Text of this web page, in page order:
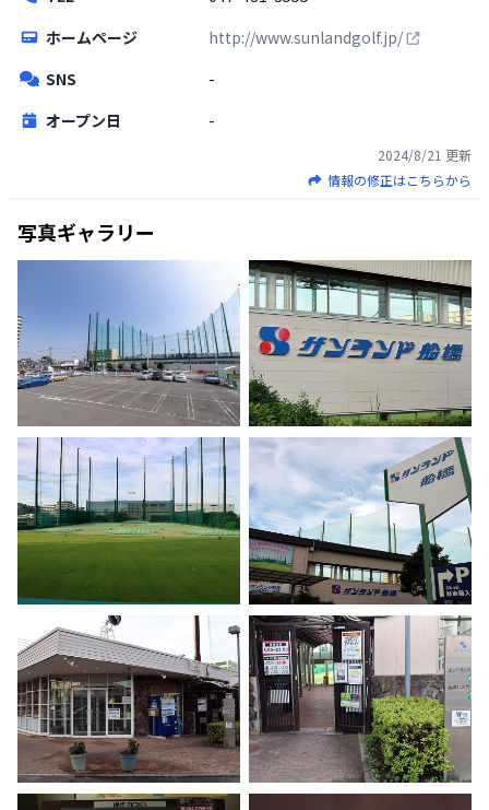
ホームページ
http://www.sunlandgolf.jp/
SNS
-
オープン日
-
2024/8/21 更新
情報の修正はこちらから
写真ギャラリー